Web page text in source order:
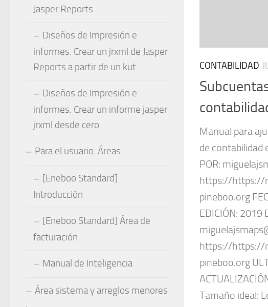
CONTABILIDAD
Manual para
de contabilidad
POR:
https://https://
pineboo.org
EDICIÓN: 2019
https://https://
pineboo.org
Tamaño ideal:
Jasper Reports
Diseños de Impresión e
informes. Crear un jrxml de Jasper
Reports a partir de un kut
Diseños de Impresión e
informes. Crear un informe jasper
jrxml desde cero
Para el usuario: Áreas
[Eneboo Standard]
Introducción
[Eneboo Standard] Área de
facturación
Manual de Inteligencia
Área sistema y arreglos menores